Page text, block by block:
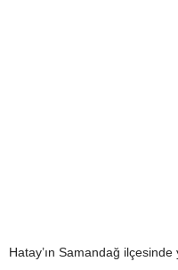
Hatay’ın Samandağ